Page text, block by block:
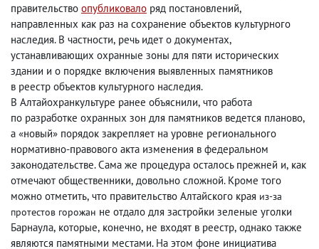
правительство опубликовало ряд постановлений,
направленных как раз на сохранение объектов культурного
наследия. В частности, речь идет о документах,
устанавливающих охранные зоны для пяти исторических
здании и о порядке включения выявленных памятников
в реестр объектов культурного наследия.
В Алтайохранкультуре ранее объяснили, что работа
по разработке охранных зон для памятников ведется планово,
а «новый» порядок закрепляет на уровне регионального
нормативно-правового акта изменения в федеральном
законодательстве. Сама же процедура осталось прежней и, как
отмечают общественники, довольно сложной. Кроме того
можно отметить, что правительство Алтайского края из-за
протестов горожан не отдало для застройки зеленые уголки
Барнаула, которые, конечно, не входят в реестр, однако также
являются памятными местами. На этом фоне инициатива